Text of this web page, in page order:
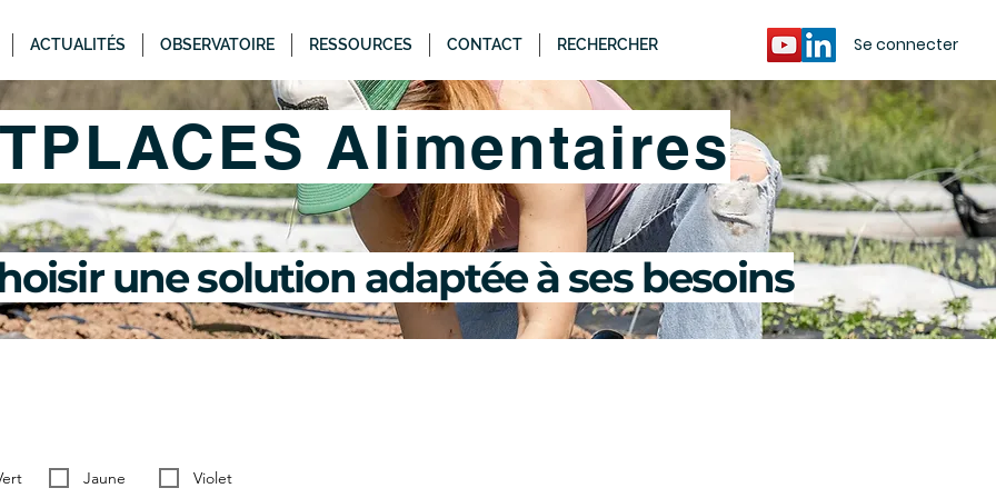
ACTUALITÉS OBSERVATOIRE RESSOURCES CONTACT RECHERCHER Se connecter
1 Alimentaires
une solution adaptée à ses besoins
Jaune Violet